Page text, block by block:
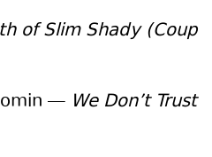
of Slim Shady (Coup
— We Don’t Trust